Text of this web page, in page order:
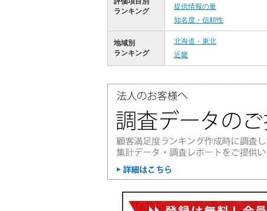
ランキング
提供情報の量
知名度・信頼性
地域別
ランキング
北海道・東北
近畿